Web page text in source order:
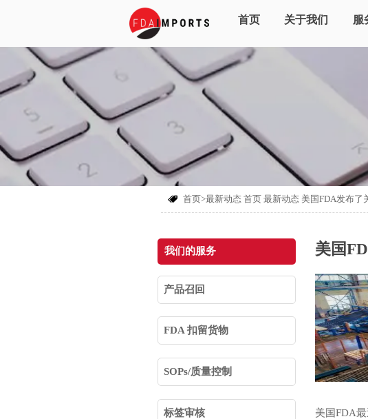
首页 关于我们 服
 首页>最新动态 首页 最新动态 美国FDA发布了
我们的服务
产品召回
FDA 扣留货物
SOPs/质量控制
标签审核
美国
美国FDA